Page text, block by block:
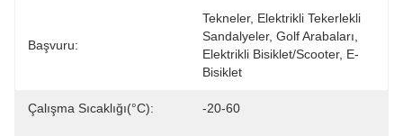
Başvuru:
Tekneler, Elektrikli Tekerlekli
Sandalyeler, Golf Arabaları,
Elektrikli Bisiklet/Scooter, E-
Bisiklet
Çalışma Sıcaklığı(°C): -20-60